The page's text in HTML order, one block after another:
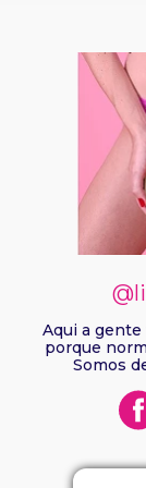
Aqui a gente
porque
Somos